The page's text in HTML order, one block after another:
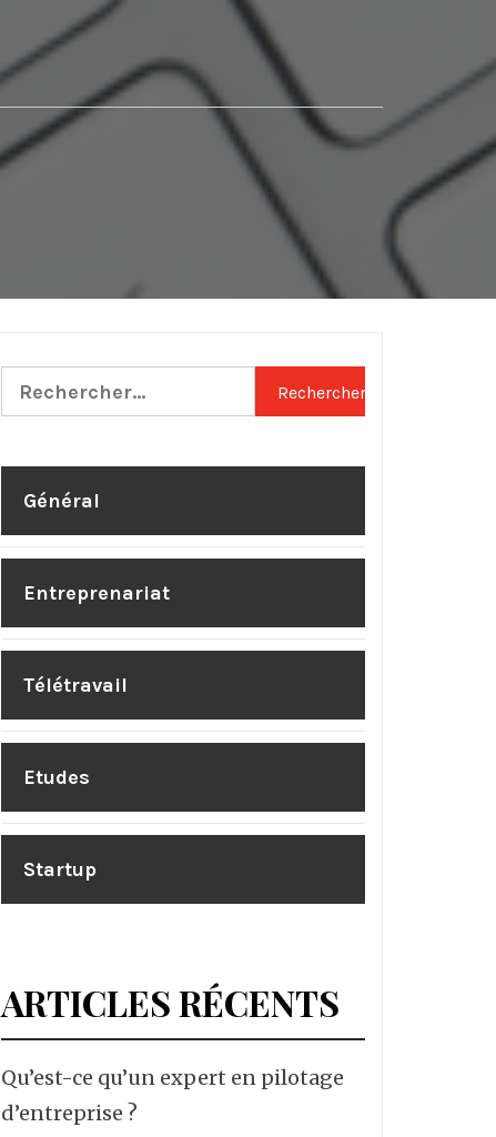
Rechercher :
Général
Entreprenariat
Télétravail
Etudes
Startup
ARTICLES RÉCENTS
Qu’est-ce qu’un expert en pilotage
d’entreprise ?